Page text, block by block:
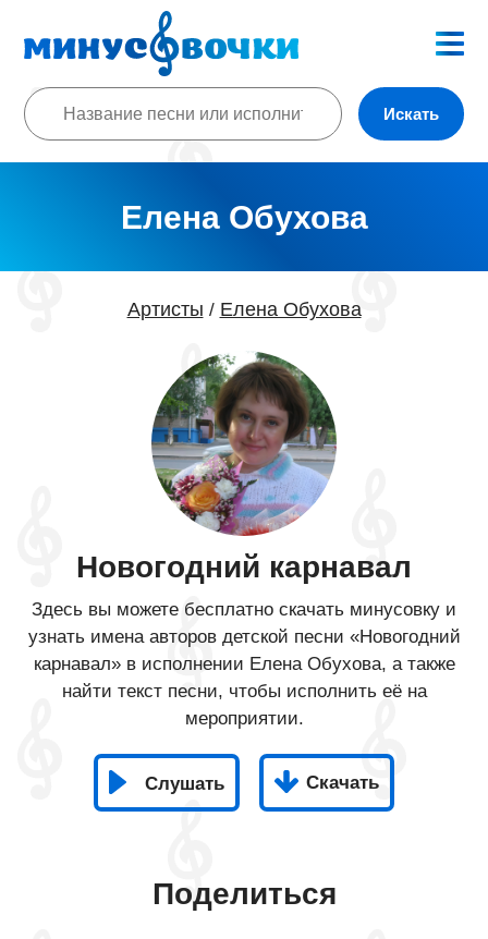
Искать
Елена Обухова
Артисты / Елена Обухова
Новогодний карнавал
Здесь вы можете бесплатно скачать минусовку и
узнать имена авторов детской песни «Новогодний
карнавал» в исполнении Елена Обухова, а также
найти текст песни, чтобы исполнить её на
мероприятии.
Слушать Скачать
Поделиться